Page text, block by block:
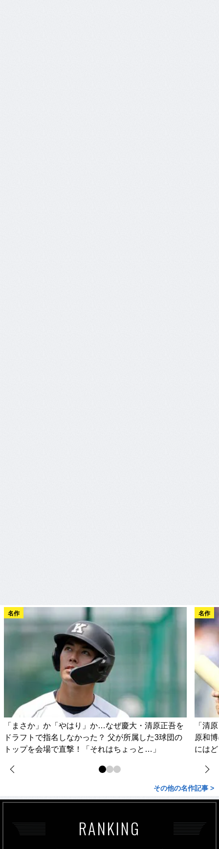
名作
「まさか」か「やはり」か…なぜ慶大・清原正吾を
ドラフトで指名しなかった？ 父が所属した3球団の
トップを会場で直撃！「それはちょっと…」
名作
「清
原和
には
その他の名作記事 >
RANKING